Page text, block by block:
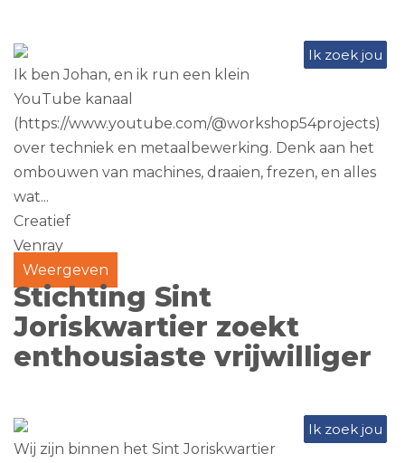
Ik zoek jou
Ik ben Johan, en ik run een klein
YouTube kanaal
(https://www.youtube.com/@workshop54projects)
over techniek en metaalbewerking. Denk aan het
ombouwen van machines, draaien, frezen, en alles
wat...
Creatief
Venray
Weergeven
Stichting Sint
Joriskwartier zoekt
enthousiaste vrijwilliger
Ik zoek jou
Wij zijn binnen het Sint Joriskwartier